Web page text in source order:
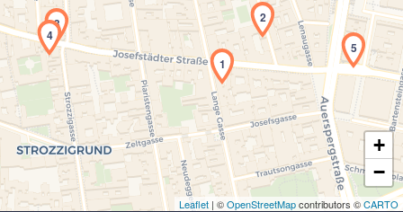
Laden der Karte...
1
2
3
4
5
+
−
Leaflet | ©OpenStreetMapcontributors ©CARTO